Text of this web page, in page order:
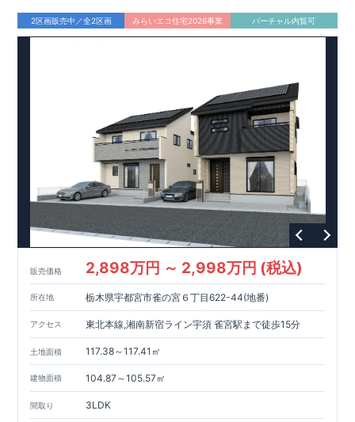
2区画販売中／全2区画 みらいエコ住宅2026事業 バーチャル内覧可
販売価格 2,898万円 ～ 2,998万円 (税込)
所在地 栃木県宇都宮市雀の宮６丁目622-44(地番)
アクセス 東北本線,湘南新宿ライン宇須 雀宮駅まで徒歩15分
土地面積 117.38～117.41㎡
建物面積 104.87～105.57㎡
間取り 3LDK